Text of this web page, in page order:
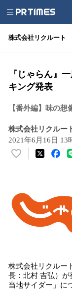
株式会社リクルート
『じゃらん』
キング発表
【番外編】味の
株式会社リクルー
2021年6月16日 13
い
数
を
読
中
で
す
株式会社リクルー
長：北村 吉弘）
当地サイダー」に